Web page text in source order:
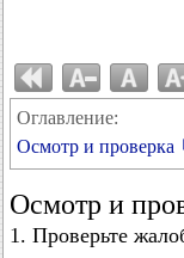
Оглавление:
Осмотр и проверка
Осмотр и
1. Проверьте